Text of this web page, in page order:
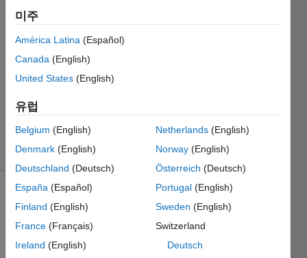
2020 1월
16
1 답변
시간: 2020
조회 수: 6
(30일)
미주
América Latina (Español)
Canada (English)
United States (English)
유럽
Belgium (English)
Denmark (English)
Deutschland (Deutsch)
España (Español)
Finland (English)
France (Français)
Ireland (English)
Netherlands(English)
Norway(English)
Österreich (Deutsch)
Portugal(English)
Sweden (English)
Switzerland
Deutsch